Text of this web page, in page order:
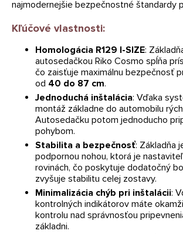
najmodernejšie bezpečnostné štandardy
Kľúčové vlastnosti:
Homologácia R129 I-SIZE:
autosedačkou Riko Cosmo spĺňa
čo zaisťuje maximálnu bezpečnosť
od 40 do 87 cm.
Jednoduchá inštalácia: Vďaka
montáž základne do automobilu
Autosedačku potom jednoducho
pohybom.
Stabilita a bezpečnosť: Základňa
podpornou nohou, ktorá je
rovinách, čo poskytuje dodatočný
zvyšuje stabilitu celej zostavy.
Minimalizácia chýb pri inštalácii:
kontrolných indikátorov máte
kontrolu nad správnosťou
základni.